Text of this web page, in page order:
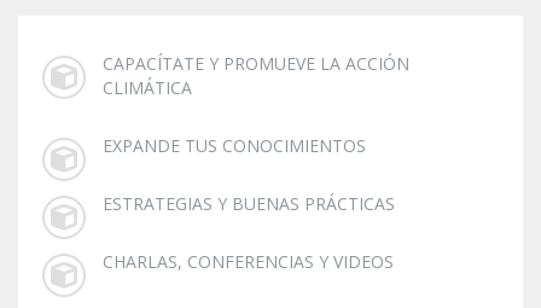
CAPACÍTATE Y PROMUEVE LA ACCIÓN
CLIMÁTICA
EXPANDE TUS CONOCIMIENTOS
ESTRATEGIAS Y BUENAS PRÁCTICAS
CHARLAS, CONFERENCIAS Y VIDEOS